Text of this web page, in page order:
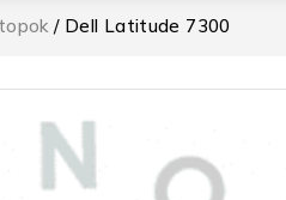
/ Dell Latitude 7300